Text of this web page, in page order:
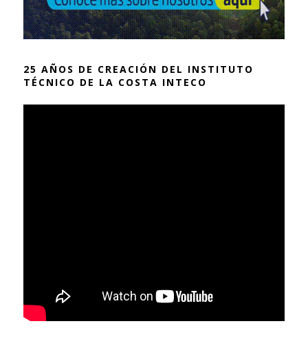
25 AÑOS DE CREACIÓN DEL INSTITUTO
TÉCNICO DE LA COSTA INTECO